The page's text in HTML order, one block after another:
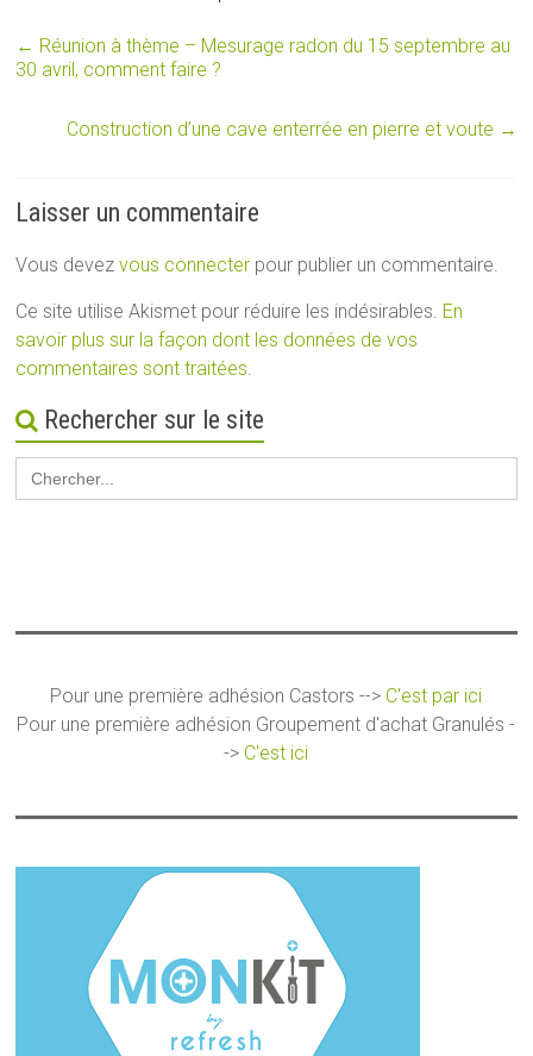
← Réunion à thème – Mesurage radon du 15 septembre au
30 avril, comment faire ?
Construction d’une cave enterrée en pierre et voute →
Laisser un commentaire
Vous devezvous connecter pour publier un commentaire.
Ce site utilise Akismet pour réduire les indésirables. En
savoir plus sur la façon dont les données de vos
commentaires sont traitées
Rechercher sur le site
Search
for:
Pour une première adhésion Castors --> C'est par ici
Pour une première adhésion Groupement d'achat Granulés -
-> C'est ici